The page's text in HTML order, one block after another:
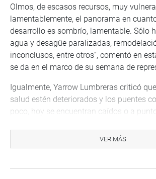
Olmos, de escasos recursos, muy
lamentablemente, el panorama en
desarrollo es sombrío, lamentable. Sólo
agua y desagüe paralizadas,
inconclusos, entre otros”, comentó en
se da en el marco de su semana de
Igualmente, Yarrow Lumbreras criticó
salud estén deteriorados y los puentes
poco, hoy se encuentran caídos o a
“Nada ha cambiado desde la última vez
estos lugares. Este gobierno es incapaz
VER MÁS